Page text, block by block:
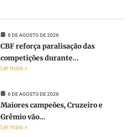
6 DE AGOSTO DE 2026
CBF reforça paralisação das
competições durante...
Ler mais »
6 DE AGOSTO DE 2026
Maiores campeões, Cruzeiro e
Grêmio vão...
Ler mais »